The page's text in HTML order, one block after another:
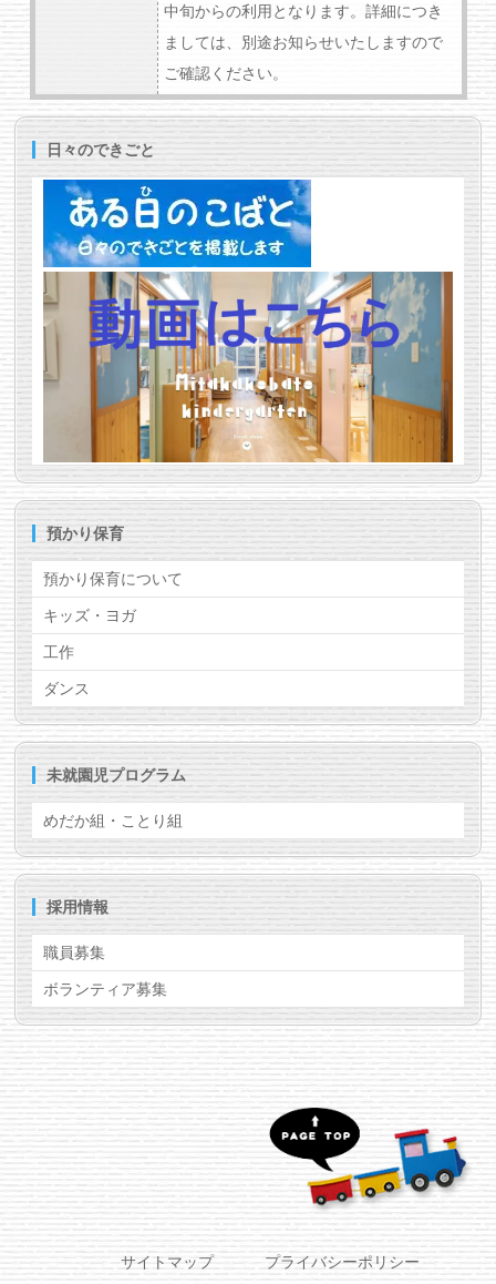
中旬からの利用となります。詳細につき
ましては、別途お知らせいたしますので
ご確認ください。
日々のできごと
預かり保育
預かり保育について
キッズ・ヨガ
工作
ダンス
未就園児プログラム
めだか組・ことり組
採用情報
職員募集
ボランティア募集
サイトマップ プライバシーポリシー